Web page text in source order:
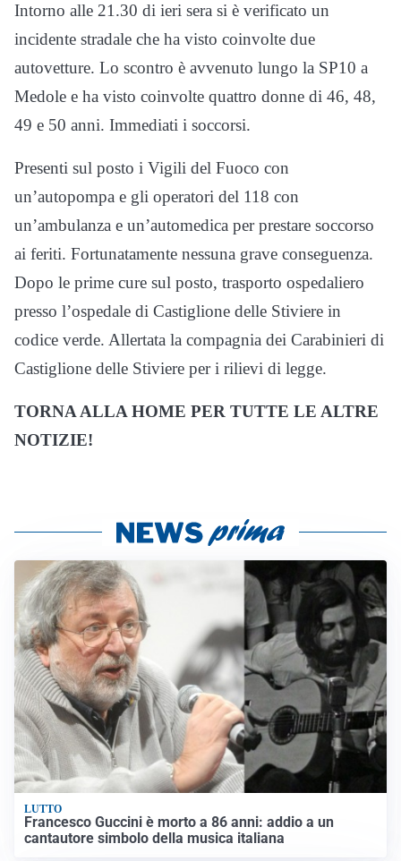
Intorno alle 21.30 di ieri sera si è verificato un
incidente stradale che ha visto coinvolte due
autovetture. Lo scontro è avvenuto lungo la SP10 a
Medole e ha visto coinvolte quattro donne di 46, 48,
49 e 50 anni. Immediati i soccorsi.
Presenti sul posto i Vigili del Fuoco con
un’autopompa e gli operatori del 118 con
un’ambulanza e un’automedica per prestare soccorso
ai feriti. Fortunatamente nessuna grave conseguenza.
Dopo le prime cure sul posto, trasporto ospedaliero
presso l’ospedale di Castiglione delle Stiviere in
codice verde. Allertata la compagnia dei Carabinieri di
Castiglione delle Stiviere per i rilievi di legge.
TORNA ALLA HOME PER TUTTE LE ALTRE
NOTIZIE!
LUTTO
Francesco Guccini è morto a 86 anni: addio a un
cantautore simbolo della musica italiana